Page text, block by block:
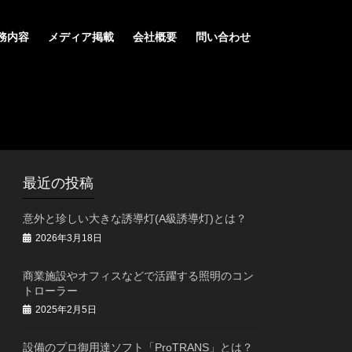
内容 メディア掲載 会社概要 問い合わせ
最近の投稿
意外と珍しい大きな誘導灯(A級誘導灯)とは？
2026年3月18日
商業施設やオフィスなどで活躍する照明のコン
トローラー
2025年2月5日
設備のプロ御用達ソフト「ProTRANS」とは？